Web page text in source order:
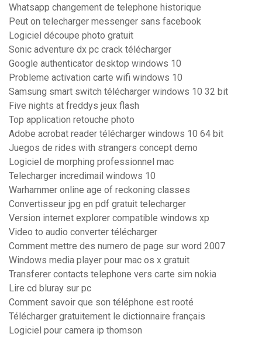
Whatsapp changement de telephone historique
Peut on telecharger messenger sans facebook
Logiciel découpe photo gratuit
Sonic adventure dx pc crack télécharger
Google authenticator desktop windows 10
Probleme activation carte wifi windows 10
Samsung smart switch télécharger windows 10 32 bit
Five nights at freddys jeux flash
Top application retouche photo
Adobe acrobat reader télécharger windows 10 64 bit
Juegos de rides with strangers concept demo
Logiciel de morphing professionnel mac
Telecharger incredimail windows 10
Warhammer online age of reckoning classes
Convertisseur jpg en pdf gratuit telecharger
Version internet explorer compatible windows xp
Video to audio converter télécharger
Comment mettre des numero de page sur word 2007
Windows media player pour mac os x gratuit
Transferer contacts telephone vers carte sim nokia
Lire cd bluray sur pc
Comment savoir que son téléphone est rooté
Télécharger gratuitement le dictionnaire français
Logiciel pour camera ip thomson